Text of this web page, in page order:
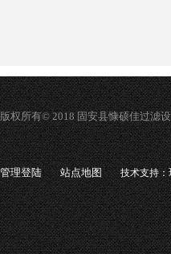
版权所有© 2018 固安县慷硕佳过滤
管理登陆 站点地图 技术支持：